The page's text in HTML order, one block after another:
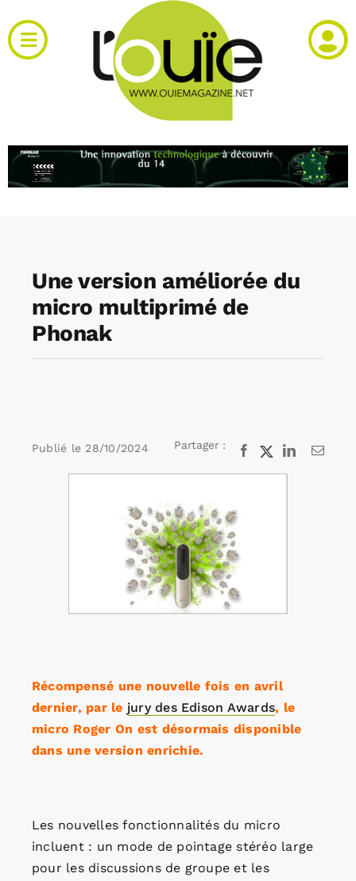
au
contenu
Toggle
Navigation
RH et emploi
Agenda
Annonces emploi
Une version améliorée du
micro multiprimé de
Phonak
Publié le 28/10/2024 Partager : Facebook
X LinkedInEmail
Récompensé une nouvelle fois en avril
dernier, par le jury des Edison Awards, le
micro Roger On est désormais disponible
dans une version enrichie.
Les nouvelles fonctionnalités du micro
incluent : un mode de pointage stéréo large
pour les discussions de groupe et les